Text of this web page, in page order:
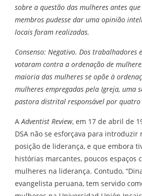
sobre a questão das mulheres antes
membros pudesse dar uma opinião
locais foram realizadas.
Consenso: Negativo. Dos trabalhadores
votaram contra a ordenação de
maioria das mulheres se opõe à
mulheres empregadas pela Igreja, uma
pastora distrital responsável por quatro
AAdventist Review, em 17 de abril de
DSA não se esforçava para introduzir
posição de liderança, e que embora
histórias marcantes, poucos espaços
mulheres na liderança. Contudo,
evangelista peruana, tem servido